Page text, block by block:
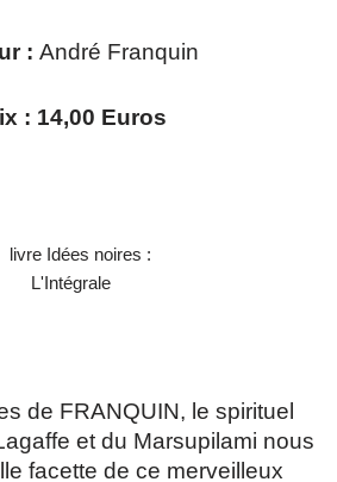
: André Franquin
: 14,00 Euros
de FRANQUIN, le spirituel
et du Marsupilami nous
facette de ce merveilleux